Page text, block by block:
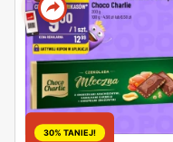
30% TANIEJ!